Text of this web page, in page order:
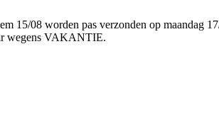
15/08 worden pas verzonden op maandag
wegens VAKANTIE.